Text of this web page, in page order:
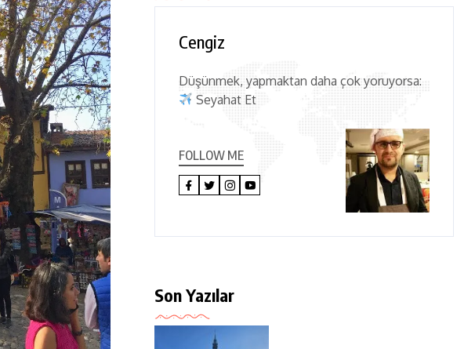
Cengiz
Düşünmek, yapmaktan daha çok yoruyorsa:
Seyahat Et
FOLLOW ME
Son Yazılar